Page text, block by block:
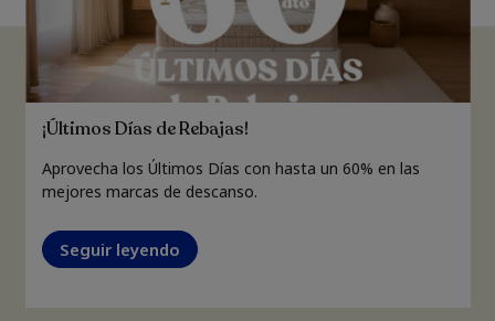
¡Últimos Días de Rebajas!
Aprovecha los Últimos Días con hasta un 60% en las
mejores marcas de descanso.
Seguir leyendo